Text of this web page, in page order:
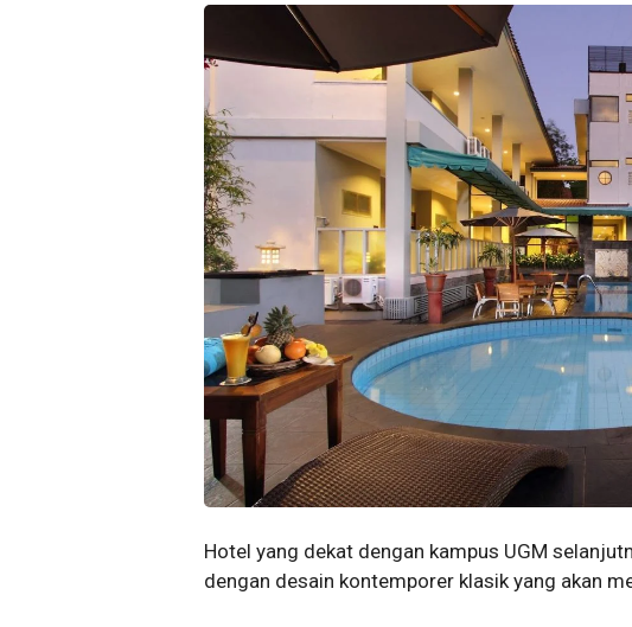
Hotel yang dekat dengan kampus UGM
dengan desain kontemporer klasik yang akan